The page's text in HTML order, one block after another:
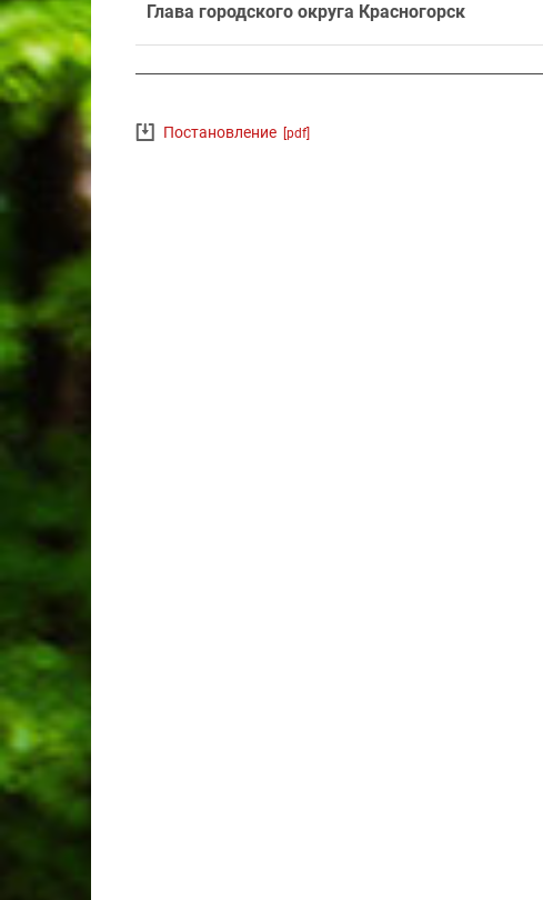
Глава городского округа Красногорск
Постановление [pdf]